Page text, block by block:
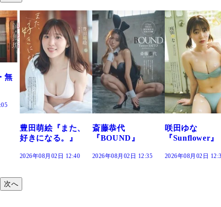
斎藤恭代
『BOUND』
2026年08月02日 12:35
咲田ゆな
『Sunflower』
2026年08月02日 12:30
藤水咲桜『
だまり』
2026年08月02日
次へ